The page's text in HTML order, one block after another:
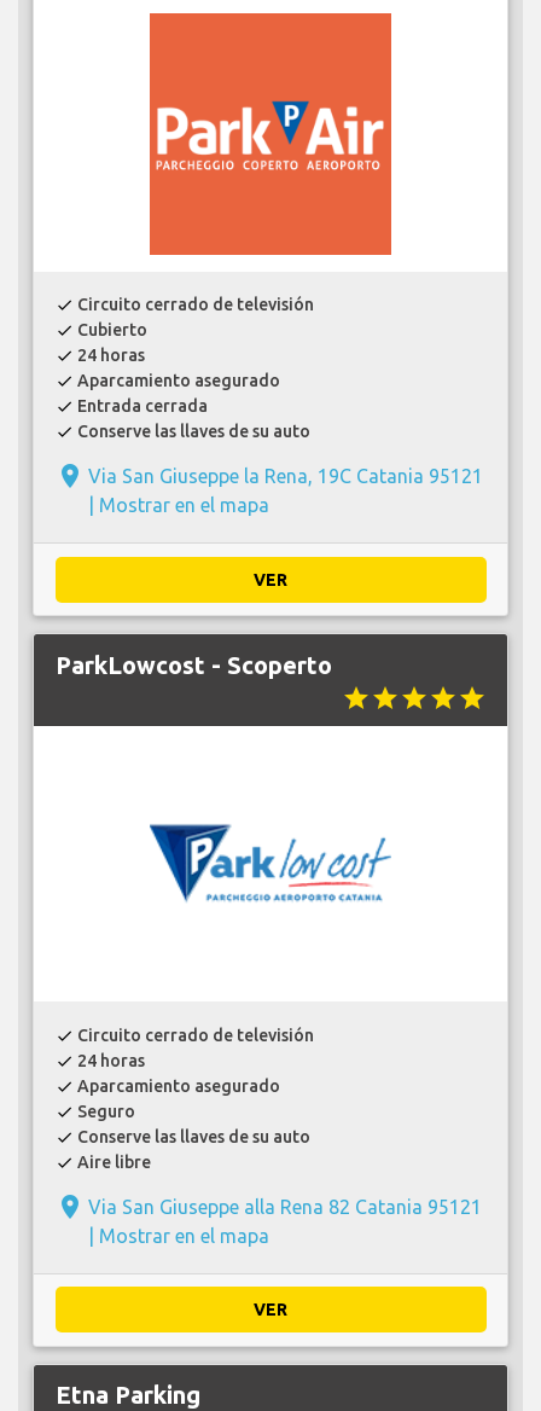
check Circuito cerrado de televisión
check Cubierto
check 24 horas
check Aparcamiento asegurado
check Entrada cerrada
check Conserve las llaves de su auto
place Via San Giuseppe la Rena, 19C Catania 95121
Mostrar en el mapa
VER
ParkLowcost - Scoperto
starstarstarstarstar
check Circuito cerrado de televisión
check 24 horas
check Aparcamiento asegurado
check Seguro
check Conserve las llaves de su auto
check Aire libre
place Via San Giuseppe alla Rena 82 Catania 95121
Mostrar en el mapa
VER
Etna Parking